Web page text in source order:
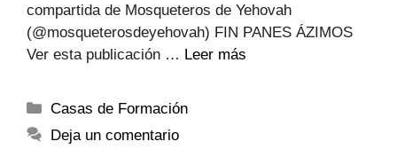
compartida de Mosqueteros de Yehovah
(@mosqueterosdeyehovah) FIN PANES ÁZIMOS
Ver esta publicación … Leer más
Casas de Formación
Deja un comentario